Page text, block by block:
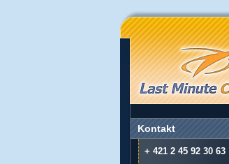
Kontakt
+ 421 2 45 92 30 63